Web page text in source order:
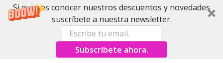
Si quieres conocer nuestros descuentos y novedades
suscríbete a nuestra newsletter.
Subscríbete ahora.